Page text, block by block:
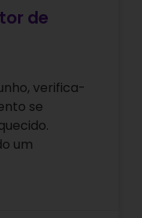
de
verifica-
se
um